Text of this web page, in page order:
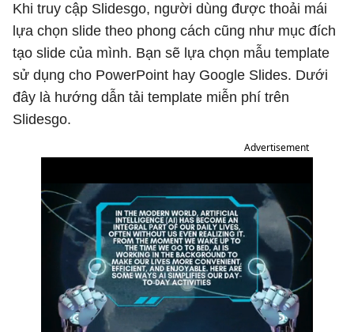
Khi truy cập Slidesgo, người dùng được thoải mái
lựa chọn slide theo phong cách cũng như mục đích
tạo slide của mình. Bạn sẽ lựa chọn mẫu template
sử dụng cho PowerPoint hay Google Slides. Dưới
đây là hướng dẫn tải template miễn phí trên
Slidesgo.
Advertisement